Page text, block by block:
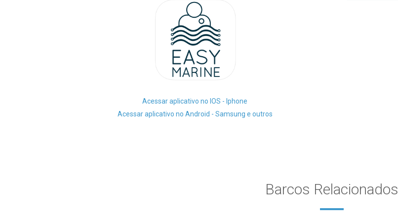
Acessar aplicativo no IOS - Iphone
Acessar aplicativo no Android - Samsung e outros
Barcos Relacionados